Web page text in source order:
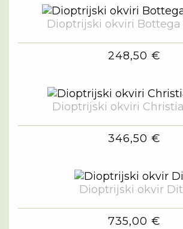
Dioptrijski okviri Bottega
248,50 €
Dioptrijski okviri
346,50 €
Dioptrijski okvir
735,00 €